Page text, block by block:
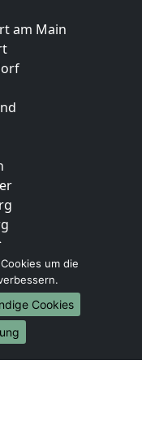
am Main
um die
Cookies